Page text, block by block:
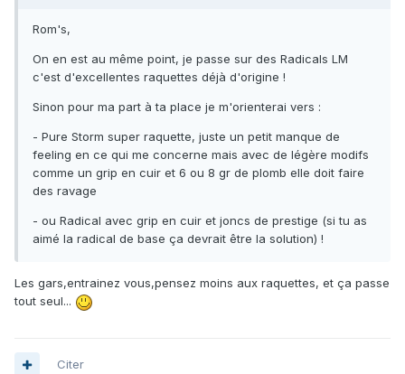
Rom's,
On en est au même point, je passe sur des Radicals LM
c'est d'excellentes raquettes déjà d'origine !
Sinon pour ma part à ta place je m'orienterai vers :
- Pure Storm super raquette, juste un petit manque de
feeling en ce qui me concerne mais avec de légère modifs
comme un grip en cuir et 6 ou 8 gr de plomb elle doit faire
des ravage
- ou Radical avec grip en cuir et joncs de prestige (si tu as
aimé la radical de base ça devrait être la solution) !
Les gars,entrainez vous,pensez moins aux raquettes, et ça passe
tout seul...
Citer